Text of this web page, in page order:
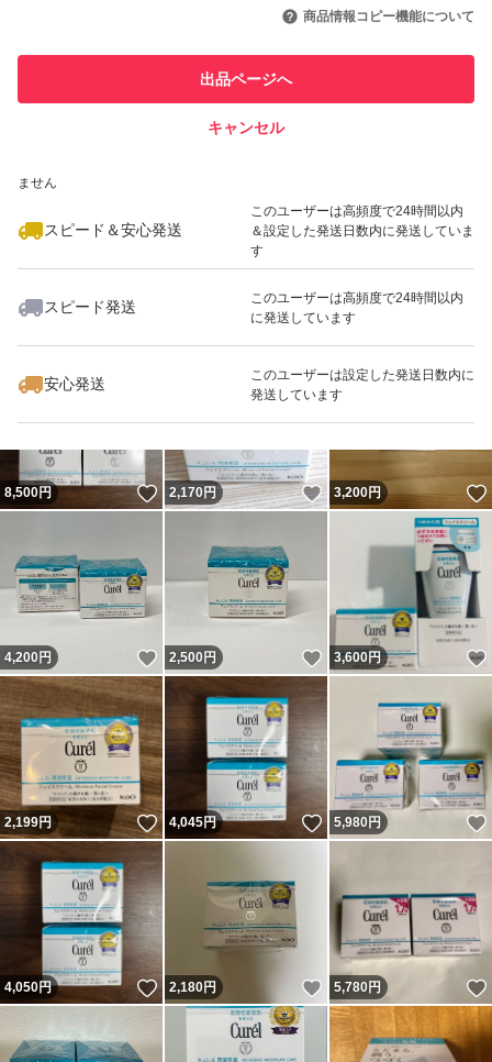
引を完了させた実績があります
での取引実績があります
ません
スピード＆安心発送
このユーザーは高頻度で24時間以内
＆設定した発送日数内に発送していま
す
スピード発送
このユーザーは高頻度で24時間以内
に発送しています
安心発送
このユーザーは設定した発送日数内に
発送しています
商品情報コピー機能について
出品ページへ
キャンセル
いいね！
3,950
8,500円 いいね！
2,170円 いいね！
3,200円
4,200円 いいね！
2,500円 いいね！
3,600円
2,199円 いいね！
4,045円 いいね！
5,980円
4,050円 いいね！
2,180円 いいね！
5,780円